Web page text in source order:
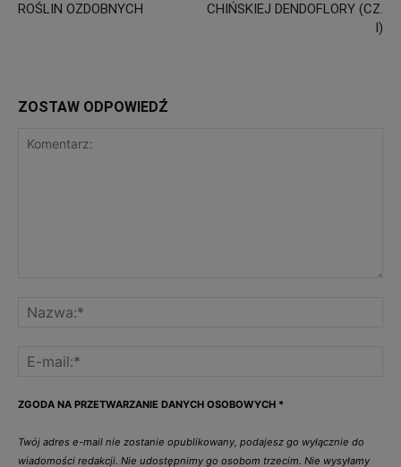
ROŚLIN OZDOBNYCH
CHIŃSKIEJ DENDOFLORY (CZ.
I)
ZOSTAW ODPOWIEDŹ
ZGODA NA PRZETWARZANIE DANYCH OSOBOWYCH *
Twój adres e-mail nie zostanie opublikowany, podajesz go wyłącznie do
wiadomości redakcji. Nie udostępnimy go osobom trzecim. Nie wysyłamy